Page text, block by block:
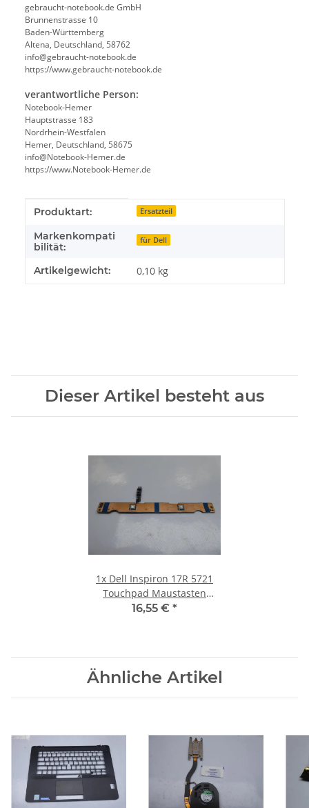
gebraucht-notebook.de GmbH
Brunnenstrasse 10
Baden-Württemberg
Altena, Deutschland, 58762
info@gebraucht-notebook.de
https://www.gebraucht-notebook.de
verantwortliche Person:
Notebook-Hemer
Hauptstrasse 183
Nordrhein-Westfalen
Hemer, Deutschland, 58675
info@Notebook-Hemer.de
https://www.Notebook-Hemer.de
Produkteigenschaft
Wert
Produktart: Ersatzteil
Markenkompati
bilität:
für Dell
Artikelgewicht: 0,10 kg
Dieser Artikel besteht aus
1x Dell Inspiron 17R 5721
Touchpad Maustasten
Board mit Kabel LS-9106P
16,55 € *
Ähnliche Artikel